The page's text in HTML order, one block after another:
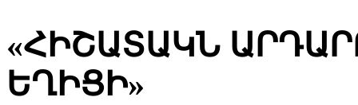
«ՀԻՇԱՏԱԿՆ
ԵՂԻՑԻ»